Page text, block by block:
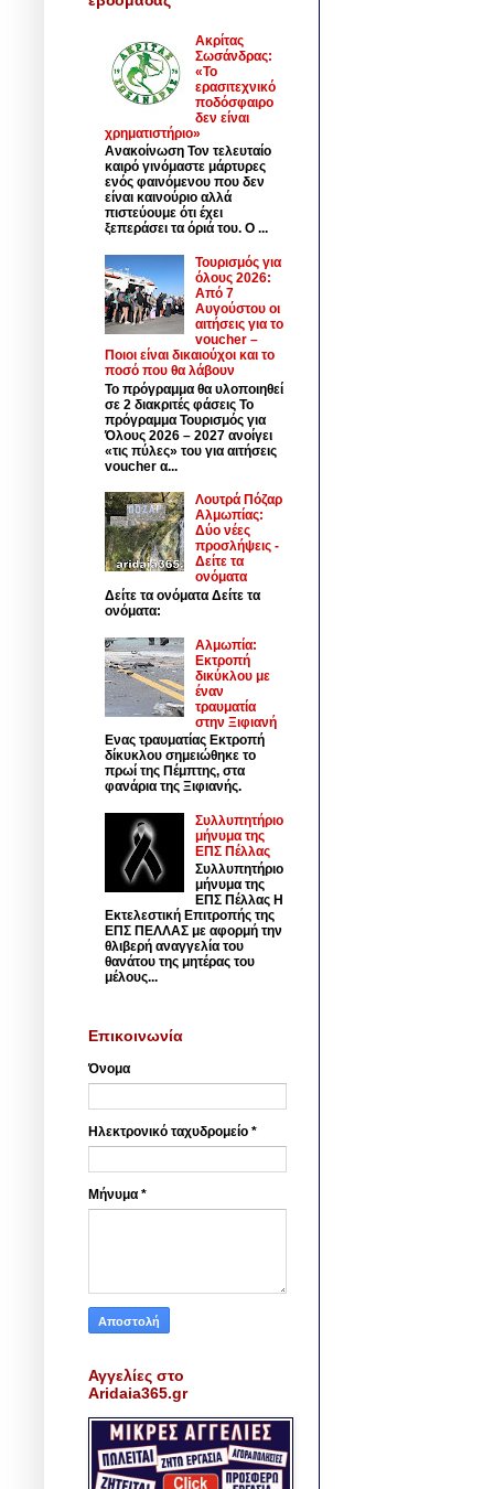
Ακρίτας
Σωσάνδρας:
«Το
ερασιτεχνικό
ποδόσφαιρο
δεν είναι
χρηματιστήριο»
Ανακοίνωση Τον τελευταίο
καιρό γινόμαστε μάρτυρες
ενός φαινόμενου που δεν
είναι καινούριο αλλά
πιστεύουμε ότι έχει
ξεπεράσει τα όριά του. Ο ...
Τουρισμός για
όλους 2026:
Από 7
Αυγούστου οι
αιτήσεις για το
voucher –
Ποιοι είναι δικαιούχοι και το
ποσό που θα λάβουν
Το πρόγραμμα θα υλοποιηθεί
σε 2 διακριτές φάσεις Το
πρόγραμμα Τουρισμός για
Όλους 2026 – 2027 ανοίγει
«τις πύλες» του για αιτήσεις
voucher α...
Λουτρά Πόζαρ
Αλμωπίας:
Δύο νέες
προσλήψεις -
Δείτε τα
ονόματα
Δείτε τα ονόματα Δείτε τα
ονόματα:
Αλμωπία:
Εκτροπή
δικύκλου με
έναν
τραυματία
στην Ξιφιανή
Ενας τραυματίας Εκτροπή
δίκυκλου σημειώθηκε το
πρωί της Πέμπτης, στα
φανάρια της Ξιφιανής.
Συλλυπητήριο
μήνυμα της
ΕΠΣ Πέλλας
Συλλυπητήριο
μήνυμα της
ΕΠΣ Πέλλας Η
Εκτελεστική Επιτροπής της
ΕΠΣ ΠΕΛΛΑΣ με αφορμή την
θλιβερή αναγγελία του
θανάτου της μητέρας του
μέλους...
Επικοινωνία
Όνομα
Ηλεκτρονικό ταχυδρομείο *
Μήνυμα *
Αγγελίες στο
Aridaia365.gr